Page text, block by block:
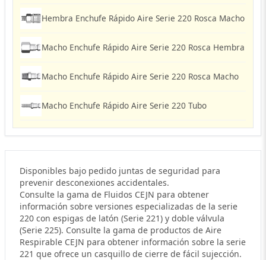
Hembra Enchufe Rápido Aire Serie 220 Rosca Macho
Macho Enchufe Rápido Aire Serie 220 Rosca Hembra
Macho Enchufe Rápido Aire Serie 220 Rosca Macho
Macho Enchufe Rápido Aire Serie 220 Tubo
Disponibles bajo pedido juntas de seguridad para
prevenir desconexiones accidentales.
Consulte la gama de Fluidos CEJN para obtener
información sobre versiones especializadas de la serie
220 con espigas de latón (Serie 221) y doble válvula
(Serie 225). Consulte la gama de productos de Aire
Respirable CEJN para obtener información sobre la serie
221 que ofrece un casquillo de cierre de fácil sujección.